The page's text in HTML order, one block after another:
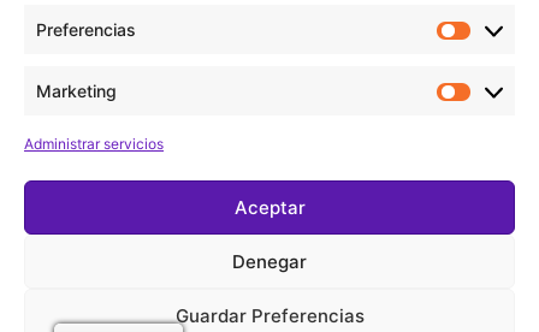
Preferencias
Marketing
Administrar servicios
Aceptar
Denegar
Guardar Preferencias
diciembre 12, 2025
Hora:
Xmas Vocal Quartet Xmas vocal Quartet